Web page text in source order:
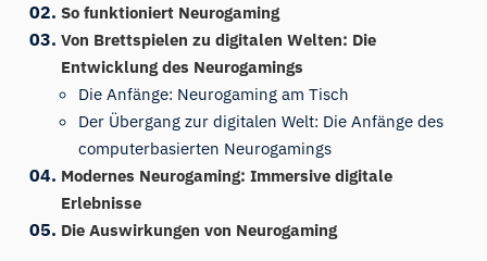
So funktioniert Neurogaming
Von Brettspielen zu digitalen Welten: Die
Entwicklung des Neurogamings
Die Anfänge: Neurogaming am Tisch
Der Übergang zur digitalen Welt: Die Anfänge des
computerbasierten Neurogamings
Modernes Neurogaming: Immersive digitale
Erlebnisse
Die Auswirkungen von Neurogaming